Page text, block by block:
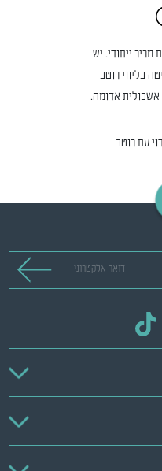
מריר ייחודי. יש
בליווי רוטב
אדומה.
עם רוטב